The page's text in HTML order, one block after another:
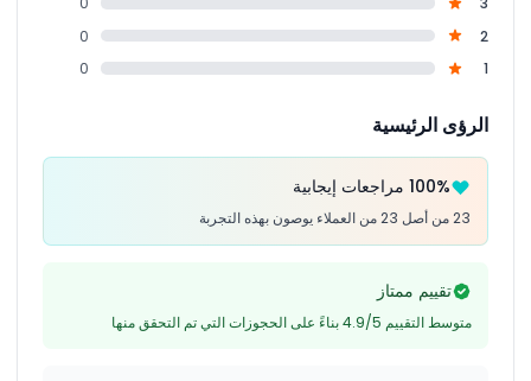
2
0
1
0
الرؤى الرئيسية
100% مراجعات إيجابية
23 من أصل 23 من العملاء يوصون بهذه التجربة
تقييم ممتاز
متوسط التقييم 4.9/5 بناءً على الحجوزات التي تم التحقق منها